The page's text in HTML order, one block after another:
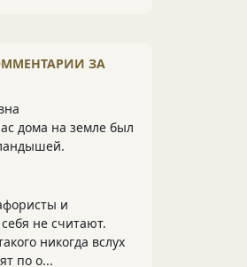
ЗА
дома на земле был
и
не считают.
никогда вслух
по о...